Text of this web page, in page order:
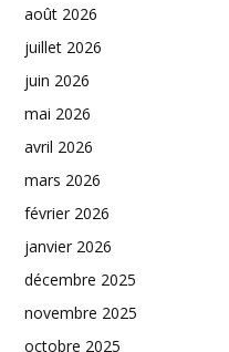
août 2026
juillet 2026
juin 2026
mai 2026
avril 2026
mars 2026
février 2026
janvier 2026
décembre 2025
novembre 2025
octobre 2025